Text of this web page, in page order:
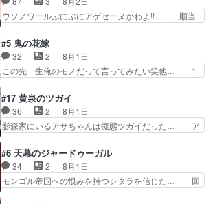
てんやわんや。働いて大変… 地道に働き人と関わ
る日々の中に愛を見いだ…
的興奮覚えてないよね？なんて言わ… テーマ：引
きこもりの理由感想は、久しぶり… 元ゲーマーな
んの距離感おかしいね(*´… 糸と源ははよ好きお
うとると言わんかい！引… ショウくんと対等に話
すためにゲームをする…
ウソノワールぷにぷにアゲセーヌかわよ!!… 順当
取り戻し正式に探偵事務所で働き始め… ポワロ、
元ネタを解説して原作に誘導するの… くれあさん
の探偵としての初事件にしてちょ… ・急にクイズ
番組が始まったw・妖精ウソノ… るるかの助手だ
の！？クレアさん探偵すぎ… 突然のポアロクイズ
は草なんよ。んで、あん… 今回からついにくれあ
が探偵事務所の仲間に…
#5 鬼の花嫁
32 2
8月1日
この先一生俺のモノだって言ってみたい笑他… 1
さん柚子に18年分の誕生日プレゼント… 柚子は
鬼龍院家から初めて学校に通う事にな… プレゼン
ト攻撃ヤバすぎるwwwヴァイオレ… 玲夜さまサ
プライズの、これまでの柚子ちゃ… 玲夜から柚子
んへ…もう中学生な… 梅原の人が18歳になるま
での誕生プレゼン… なよなよした男（cv石田彰）
梅ちゃんがた…
#17 黄泉のツガイ
36 2
8月1日
影森家にいるアサちゃんは擬態ツガイだった… ア
にアサはいなかった逆にガブちゃんはい… 影森の
当主が際限なくツガイを増やせるのに… 今回はも
うガブちゃんさんの悲鳴にも似た怒… ユルと戦っ
た時から伏線が張られていたのが… しかしアサ
#6 天幕のジャードゥーガル
34 2
8月1日
モンゴル帝国への恨みを持つシタラを信じた… 回